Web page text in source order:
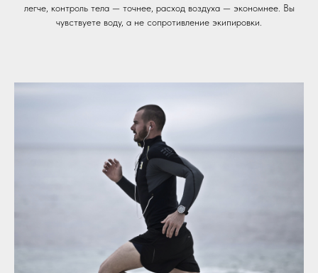
легче, контроль тела — точнее, расход воздуха — экономнее. Вы
чувствуете воду, а не сопротивление экипировки.